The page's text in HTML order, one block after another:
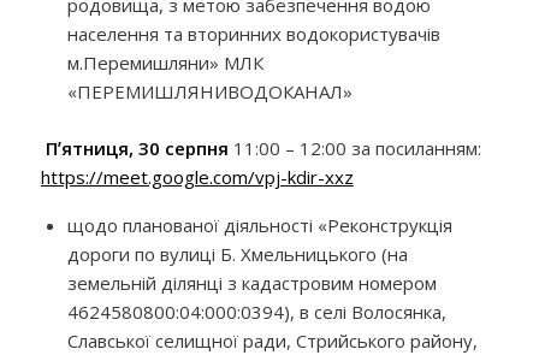
населення та вторинних водокористувачів
м.Перемишляни» МЛК
«ПЕРЕМИШЛЯНИВОДОКАНАЛ»
Пʼятниця, 30 серпня 11:00 – 12:00 за посиланням:
https://meet.google.com/vpj-kdir-xxz
щодо планованої діяльності «Реконструкція
дороги по вулиці Б. Хмельницького (на
земельній ділянці з кадастровим номером
4624580800:04:000:0394), в селі Волосянка,
Славської селищної ради, Стрийського району,